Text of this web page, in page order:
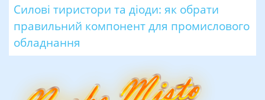
Силові тиристори та діоди: як обрати
правильний компонент для промислового
обладнання